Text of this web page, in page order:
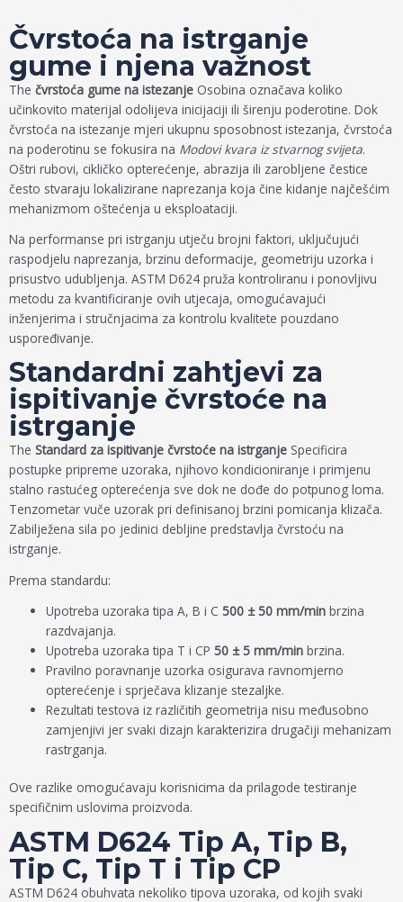
Čvrstoća na istrganje
gume i njena važnost
The čvrstoća gume na istezanje Osobina označava koliko
učinkovito materijal odolijeva inicijaciji ili širenju poderotine. Dok
čvrstoća na istezanje mjeri ukupnu sposobnost istezanja, čvrstoća
na poderotinu se fokusira na Modovi kvara iz stvarnog svijeta.
Oštri rubovi, cikličko opterećenje, abrazija ili zarobljene čestice
često stvaraju lokalizirane naprezanja koja čine kidanje najčešćim
mehanizmom oštećenja u eksploataciji.
Na performanse pri istrganju utječu brojni faktori, uključujući
raspodjelu naprezanja, brzinu deformacije, geometriju uzorka i
prisustvo udubljenja. ASTM D624 pruža kontroliranu i ponovljivu
metodu za kvantificiranje ovih utjecaja, omogućavajući
inženjerima i stručnjacima za kontrolu kvalitete pouzdano
uspoređivanje.
Standardni zahtjevi za
ispitivanje čvrstoće na
istrganje
The Standard za ispitivanje čvrstoće na istrganje Specificira
postupke pripreme uzoraka, njihovo kondicioniranje i primjenu
stalno rastućeg opterećenja sve dok ne dođe do potpunog loma.
Tenzometar vuče uzorak pri definisanoj brzini pomicanja klizača.
Zabilježena sila po jedinici debljine predstavlja čvrstoću na
istrganje.
Prema standardu:
Upotreba uzoraka tipa A, B i C500 ± 50 mm/min brzina
razdvajanja.
Upotreba uzoraka tipa T i CP50 ± 5 mm/min brzina.
Pravilno poravnanje uzorka osigurava ravnomjerno
opterećenje i sprječava klizanje stezaljke.
Rezultati testova iz različitih geometrija nisu međusobno
zamjenjivi jer svaki dizajn karakterizira drugačiji mehanizam
rastrganja.
Ove razlike omogućavaju korisnicima da prilagode testiranje
specifičnim uslovima proizvoda.
ASTM D624 Tip A, Tip B,
Tip C, Tip T i Tip CP
ASTM D624 obuhvata nekoliko tipova uzoraka, od kojih svaki